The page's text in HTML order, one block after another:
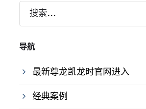
搜索...
导航
最新尊龙凯龙时官网进入
经典案例